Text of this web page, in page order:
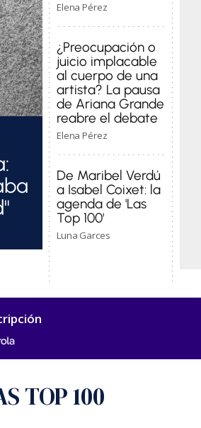
Elena Pérez
¿Preocupación o
juicio implacable
al cuerpo de una
artista? La pausa
de Ariana Grande
reabre el debate
Elena Pérez
De Maribel Verdú
a Isabel Coixet: la
agenda de 'Las
Top 100'
Luna Garces
TOP 100